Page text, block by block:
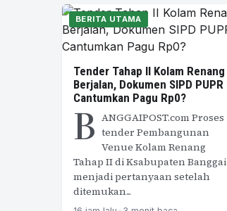
BERITA UTAMA
Tender Tahap II Kolam Renang
Berjalan, Dokumen SIPD PUPR
Cantumkan Pagu Rp0?
B ANGGAIPOST.com Proses
tender Pembangunan
Venue Kolam Renang
Tahap II di Ksabupaten Banggai
menjadi pertanyaan setelah
ditemukan...